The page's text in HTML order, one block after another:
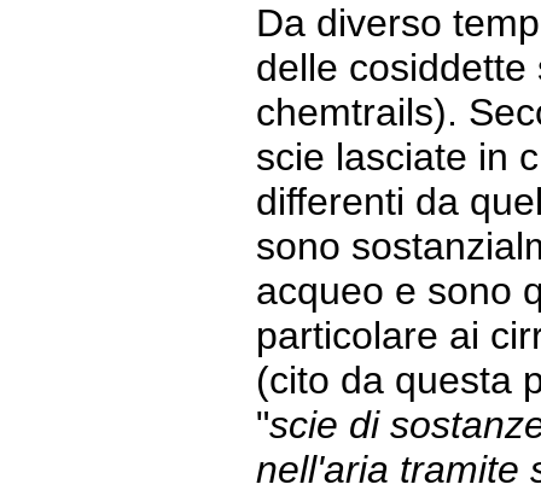
Da diverso
delle
chemtrails).
scie lasciate in
differenti da
sono
acqueo e sono
particolare ai
(cito da questa
"scie di
nell'aria tramite